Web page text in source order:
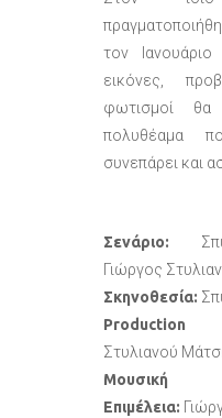
τον
εικόνες,
φωτισμοί θα
πολυθέαμα
συνεπάρει και
Σενάριο:
Γιώργος
Σκηνοθεσία:
Production
Στυλιανού
Eπιμέλεια: